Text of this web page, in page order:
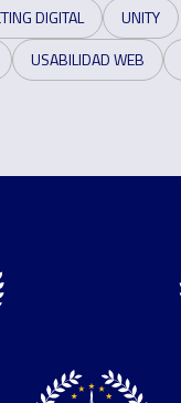
DIGITAL
UNITY
USABILIDAD WEB